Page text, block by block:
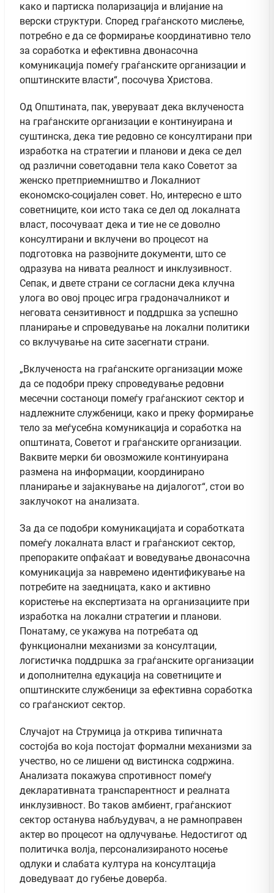
како и партиска поларизација и влијание на
верски структури. Според граѓанското мислење,
потребно е да се формирање координативно тело
за соработка и ефективна двонасочна
комуникација помеѓу граѓанските организации и
општинските власти“, посочува Христова.
Од Општината, пак, уверуваат дека вклученоста
на граѓанските организации е континуирана и
суштинска, дека тие редовно се консултирани при
изработка на стратегии и планови и дека се дел
од различни советодавни тела како Советот за
женско претприемништво и Локалниот
економско-социјален совет. Но, интересно е што
советниците, кои исто така се дел од локалната
власт, посочуваат дека и тие не се доволно
консултирани и вклучени во процесот на
подготовка на развојните документи, што се
одразува на нивата реалност и инклузивност.
Сепак, и двете страни се согласни дека клучна
улога во овој процес игра градоначалникот и
неговата сензитивност и поддршка за успешно
планирање и спроведување на локални политики
со вклучување на сите засегнати страни.
„Вклученоста на граѓанските организации може
да се подобри преку спроведување редовни
месечни состаноци помеѓу граѓанскиот сектор и
надлежните службеници, како и преку формирање
тело за меѓусебна комуникација и соработка на
општината, Советот и граѓанските организации.
Ваквите мерки би овозможиле континуирана
размена на информации, координирано
планирање и зајакнување на дијалогот“, стои во
заклучокот на анализата.
За да се подобри комуникацијата и соработката
помеѓу локалната власт и граѓанскиот сектор,
препораките опфаќаат и воведување двонасочна
комуникација за навремено идентификување на
потребите на заедницата, како и активно
користење на експертизата на организациите при
изработка на локални стратегии и планови.
Понатаму, се укажува на потребата од
функционални механизми за консултации,
логистичка поддршка за граѓанските организации
и дополнителна едукација на советниците и
општинските службеници за ефективна соработка
со граѓанскиот сектор.
Случајот на Струмица ја открива типичната
состојба во која постојат формални механизми за
учество, но се лишени од вистинска содржина.
Анализата покажува спротивност помеѓу
декларативната транспарентност и реалната
инклузивност. Во таков амбиент, граѓанскиот
сектор останува набљудувач, а не рамноправен
актер во процесот на одлучување. Недостигот од
политичка волја, персонализираното носење
одлуки и слабата култура на консултација
доведуваат до губење доверба.